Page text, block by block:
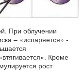
При облучении
– «испаряется» -
Кроме
рост